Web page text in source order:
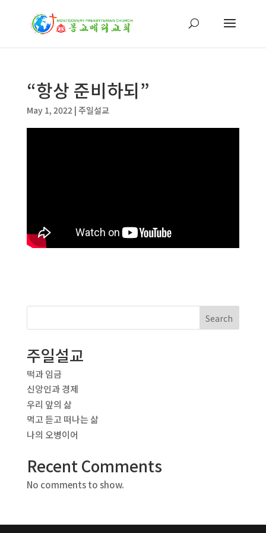
“항상 준비하되”
May 1, 2022| 주일설교
Search
주일설교
떡과 임금
신앙인과 경제
우리 앞의 삶
먹고 듣고 떠나는 삶
나의 오병이어
Recent Comments
No comments to show.